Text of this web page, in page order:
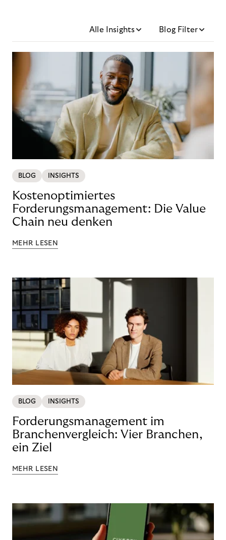
Alle Insights Blog Filter
BLOG INSIGHTS
Kostenoptimiertes
Forderungsmanagement: Die Value
Chain neu denken
MEHR LESEN
BLOG INSIGHTS
Forderungsmanagement im
Branchenvergleich: Vier Branchen,
ein Ziel
MEHR LESEN